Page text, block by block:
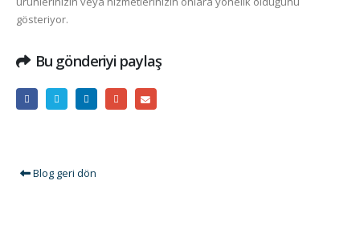
gösteriyor.
Bu gönderiyi paylaş
Blog geri dön